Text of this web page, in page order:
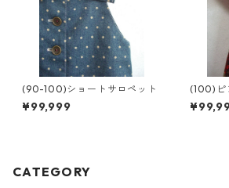
(90-100)ショートサロペット
¥99,999
(100)ピ
CATEGORY